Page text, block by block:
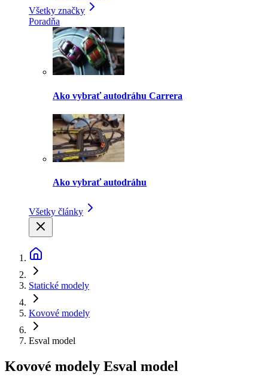
Všetky značky
Poradňa
Ako vybrať autodráhu Carrera
Ako vybrať autodráhu
Všetky články
Statické modely
Kovové modely
Esval model
Kovové modely Esval model